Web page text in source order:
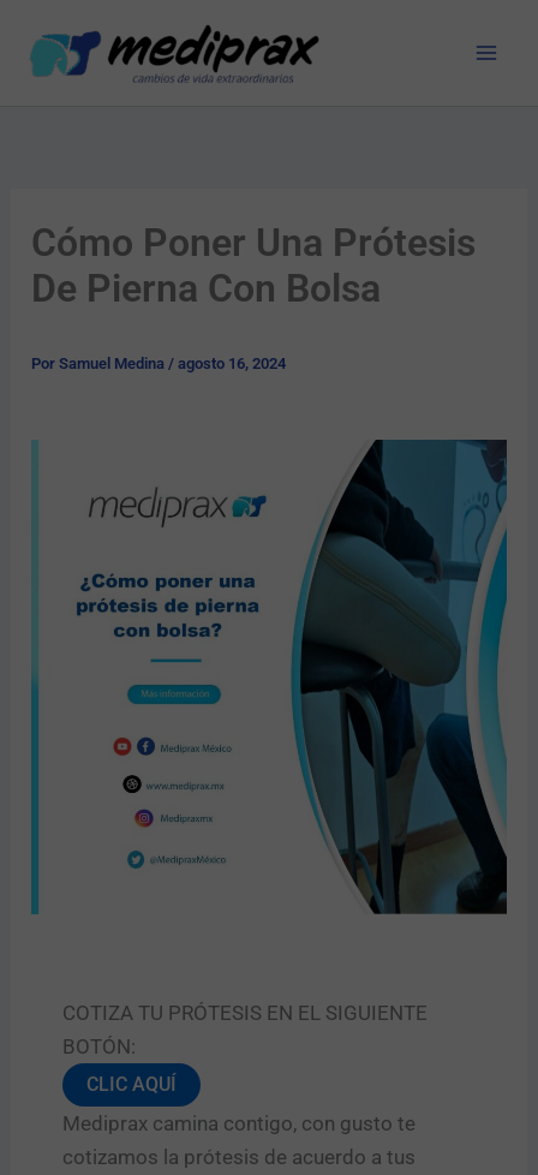
contenido
Cómo Poner Una Prótesis
De Pierna Con Bolsa
PorSamuel Medina /agosto 16, 2024
COTIZA TU PRÓTESIS EN EL SIGUIENTE
BOTÓN:
CLIC AQUÍ
Mediprax camina contigo, con gusto te
cotizamos la prótesis de acuerdo a tus